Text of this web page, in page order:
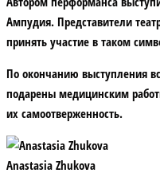
Ампудия. Представители
принять участие в таком
По окончанию выступления
подарены медицинским
их самоотверженность.
Anastasia Zhukova